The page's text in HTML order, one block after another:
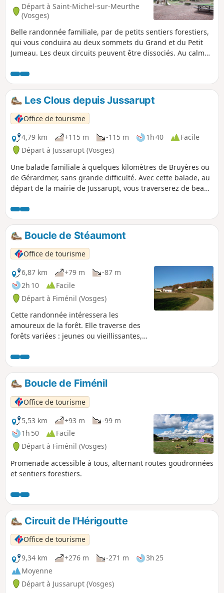
Départ à Saint-Michel-sur-Meurthe
(Vosges)
Belle randonnée familiale, par de petits sentiers forestiers,
qui vous conduira au deux sommets du Grand et du Petit
Jumeau. Les deux circuits peuvent être dissociés. Au calme
balade en temps de grosse chaleur estivale. Avec, en prime,
une aire de jeux, un petit étang et des tables de pique-
nique dans une magnifique clairière, au point de départ.
Les Clous depuis Jussarupt
Office de tourisme
4,79 km
+115 m -115 m 1h 40
Facile
Départ à Jussarupt (Vosges)
Une balade familiale à quelques kilomètres de Bruyères ou
de Gérardmer, sans grande difficulté. Avec cette balade, au
départ de la mairie de Jussarupt, vous traverserez de beaux
Boucle de Stéaumont
Office de tourisme
6,87 km
+79 m
-87 m
2h 10
Facile
Départ à Fiménil (Vosges)
Cette randonnée intéressera les
amoureux de la forêt. Elle traverse des
forêts variées : jeunes ou vieillissantes,
clairsemées. Suivant l’heure du jour ou
la saison, vous serez accompagnés par
le chant des oiseaux.
Boucle de Fiménil
Office de tourisme
5,53 km
+93 m
-99 m
1h 50
Facile
Départ à Fiménil (Vosges)
Promenade accessible à tous, alternant routes goudronnées
et sentiers forestiers.
Circuit de l'Hérigoutte
Office de tourisme
9,34 km
+276 m -271 m
3h 25
Moyenne
Départ à Jussarupt (Vosges)